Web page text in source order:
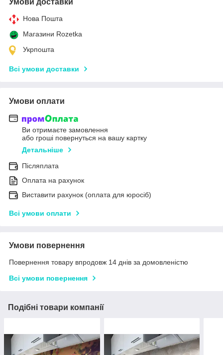
Нова Пошта
Магазини Rozetka
Укрпошта
Всі умови доставки
Умови оплати
Ви отримаєте замовлення
або гроші повернуться на вашу картку
Детальніше
Післяплата
Оплата на рахунок
Виставити рахунок (оплата для юросіб)
Всі умови оплати
Умови повернення
Повернення товару впродовж 14 днів за домовленістю
Всі умови повернення
Подібні товари компанії